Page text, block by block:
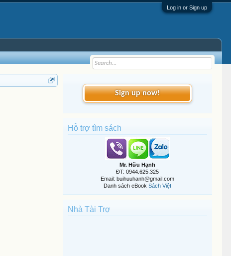
Log in or Sign up
Sign up now!
Hỗ trợ tìm sách
Mr. Hữu Hạnh
ĐT: 0944.625.325
Email: buihuuhanh@gmail.com
Danh sách eBook Sách Việt
Nhà Tài Trợ